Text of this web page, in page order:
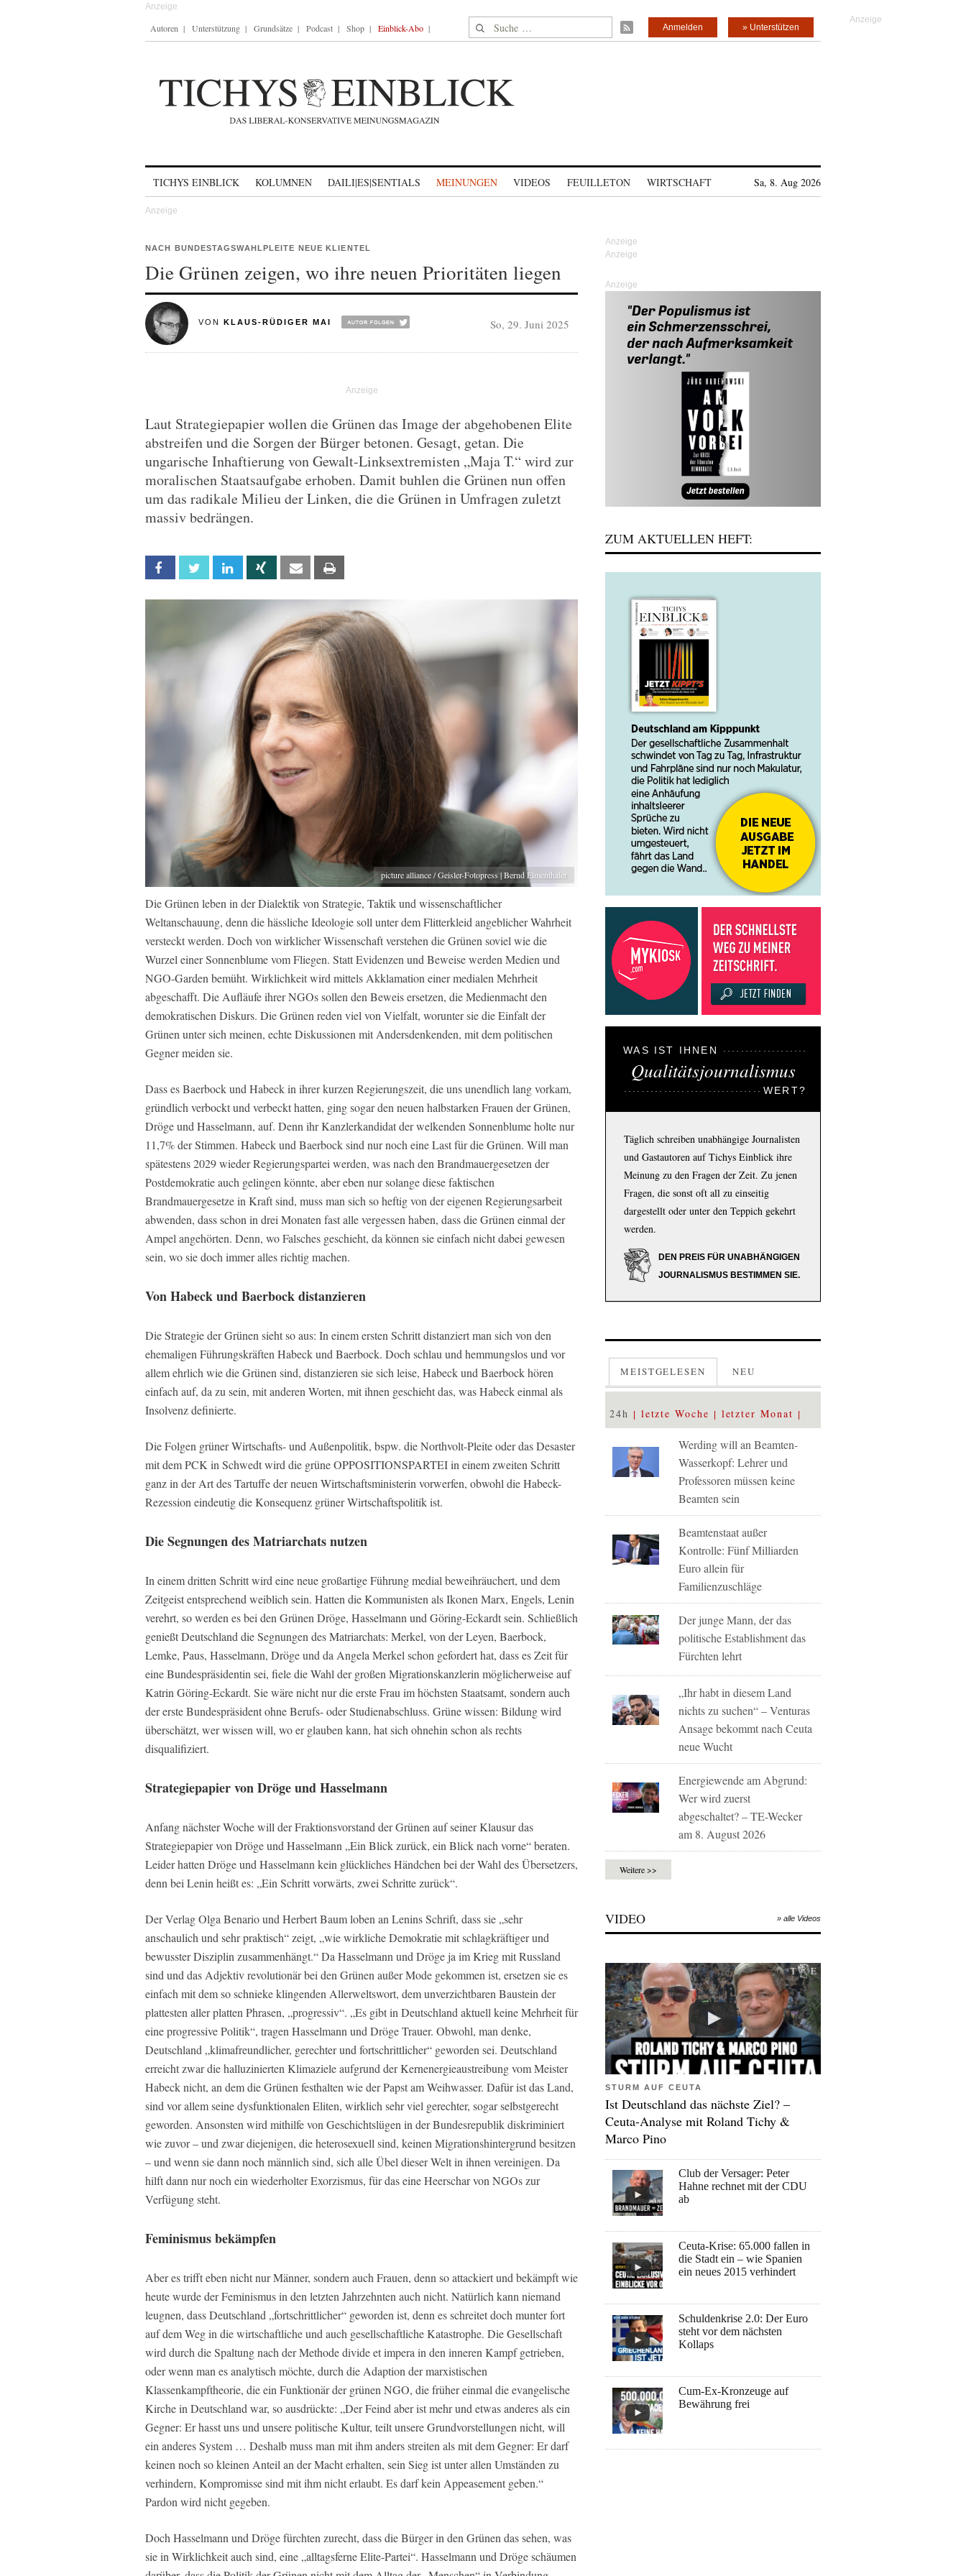
Autoren Unterstützung Grundsätze Podcast Shop Einblick-Abo Suche nach: » Unterstützen
Anmelden
TICHYS EINBLICK KOLUMNEN DAILI|ES|SENTIALS MEINUNGEN VIDEOS FEUILLETON WIRTSCHAFT Sa, 8. Aug 2026
NACH BUNDESTAGSWAHLPLEITE NEUE KLIENTEL
Die Grünen zeigen, wo ihre neuen Prioritäten liegen
VON KLAUS-RÜDIGER MAI So, 29. Juni 2025
Laut Strategiepapier wollen die Grünen das Image der abgehobenen Elite
abstreifen und die Sorgen der Bürger betonen. Gesagt, getan. Die
ungarische Inhaftierung von Gewalt-Linksextremisten „Maja T.“ wird zur
moralischen Staatsaufgabe erhoben. Damit buhlen die Grünen nun offen
um das radikale Milieu der Linken, die die Grünen in Umfragen zuletzt
massiv bedrängen.
Facebook Twitter Linkedin Xing Email
picture alliance / Geisler-Fotopress | Bernd Elmenthaler
Die Grünen leben in der Dialektik von Strategie, Taktik und wissenschaftlicher
Weltanschauung, denn die hässliche Ideologie soll unter dem Flitterkleid angeblicher Wahrheit
versteckt werden. Doch von wirklicher Wissenschaft verstehen die Grünen soviel wie die
Wurzel einer Sonnenblume vom Fliegen. Statt Evidenzen und Beweise werden Medien und
NGO-Garden bemüht. Wirklichkeit wird mittels Akklamation einer medialen Mehrheit
abgeschafft. Die Aufläufe ihrer NGOs sollen den Beweis ersetzen, die Medienmacht den
demokratischen Diskurs. Die Grünen reden viel von Vielfalt, worunter sie die Einfalt der
Grünen unter sich meinen, echte Diskussionen mit Andersdenkenden, mit dem politischen
Gegner meiden sie.
Dass es Baerbock und Habeck in ihrer kurzen Regierungszeit, die uns unendlich lang vorkam,
gründlich verbockt und verbeckt hatten, ging sogar den neuen halbstarken Frauen der Grünen,
Dröge und Hasselmann, auf. Denn ihr Kanzlerkandidat der welkenden Sonnenblume holte nur
11,7% der Stimmen. Habeck und Baerbock sind nur noch eine Last für die Grünen. Will man
spätestens 2029 wieder Regierungspartei werden, was nach den Brandmauergesetzen der
Postdemokratie auch gelingen könnte, aber eben nur solange diese faktischen
Brandmauergesetze in Kraft sind, muss man sich so heftig von der eigenen Regierungsarbeit
abwenden, dass schon in drei Monaten fast alle vergessen haben, dass die Grünen einmal der
Ampel angehörten. Denn, wo Falsches geschieht, da können sie einfach nicht dabei gewesen
sein, wo sie doch immer alles richtig machen.
Von Habeck und Baerbock distanzieren
Die Strategie der Grünen sieht so aus: In einem ersten Schritt distanziert man sich von den
ehemaligen Führungskräften Habeck und Baerbock. Doch schlau und hemmungslos und vor
allem ehrlich wie die Grünen sind, distanzieren sie sich leise, Habeck und Baerbock hören
einfach auf, da zu sein, mit anderen Worten, mit ihnen geschieht das, was Habeck einmal als
Insolvenz definierte.
Die Folgen grüner Wirtschafts- und Außenpolitik, bspw. die Northvolt-Pleite oder das Desaster
mit dem PCK in Schwedt wird die grüne OPPOSITIONSPARTEI in einem zweiten Schritt
ganz in der Art des Tartuffe der neuen Wirtschaftsministerin vorwerfen, obwohl die Habeck-
Rezession eindeutig die Konsequenz grüner Wirtschaftspolitik ist.
Die Segnungen des Matriarchats nutzen
In einem dritten Schritt wird eine neue großartige Führung medial beweihräuchert, und dem
Zeitgeist entsprechend weiblich sein. Hatten die Kommunisten als Ikonen Marx, Engels, Lenin
verehrt, so werden es bei den Grünen Dröge, Hasselmann und Göring-Eckardt sein. Schließlich
genießt Deutschland die Segnungen des Matriarchats: Merkel, von der Leyen, Baerbock,
Lemke, Paus, Hasselmann, Dröge und da Angela Merkel schon gefordert hat, dass es Zeit für
eine Bundespräsidentin sei, fiele die Wahl der großen Migrationskanzlerin möglicherweise auf
Katrin Göring-Eckardt. Sie wäre nicht nur die erste Frau im höchsten Staatsamt, sondern auch
der erste Bundespräsident ohne Berufs- oder Studienabschluss. Grüne wissen: Bildung wird
überschätzt, wer wissen will, wo er glauben kann, hat sich ohnehin schon als rechts
disqualifiziert.
Strategiepapier von Dröge und Hasselmann
Anfang nächster Woche will der Fraktionsvorstand der Grünen auf seiner Klausur das
Strategiepapier von Dröge und Hasselmann „Ein Blick zurück, ein Blick nach vorne“ beraten.
Leider hatten Dröge und Hasselmann kein glückliches Händchen bei der Wahl des Übersetzers,
denn bei Lenin heißt es: „Ein Schritt vorwärts, zwei Schritte zurück“.
Der Verlag Olga Benario und Herbert Baum loben an Lenins Schrift, dass sie „sehr
anschaulich und sehr praktisch“ zeigt, „wie wirkliche Demokratie mit schlagkräftiger und
bewusster Disziplin zusammenhängt.“ Da Hasselmann und Dröge ja im Krieg mit Russland
sind und das Adjektiv revolutionär bei den Grünen außer Mode gekommen ist, ersetzen sie es
einfach mit dem so schnieke klingenden Allerweltswort, dem unverzichtbaren Baustein der
plattesten aller platten Phrasen, „progressiv“. „Es gibt in Deutschland aktuell keine Mehrheit für
eine progressive Politik“, tragen Hasselmann und Dröge Trauer. Obwohl, man denke,
Deutschland „klimafreundlicher, gerechter und fortschrittlicher“ geworden sei. Deutschland
erreicht zwar die halluzinierten Klimaziele aufgrund der Kernenergieaustreibung vom Meister
Habeck nicht, an dem die Grünen festhalten wie der Papst am Weihwasser. Dafür ist das Land,
sind vor allem seine dysfunktionalen Eliten, wirklich sehr viel gerechter, sogar selbstgerecht
geworden. Ansonsten wird mithilfe von Geschichtslügen in der Bundesrepublik diskriminiert
wie zuvor – und zwar diejenigen, die heterosexuell sind, keinen Migrationshintergrund besitzen
– und wenn sie dann noch männlich sind, sich alle Übel dieser Welt in ihnen vereinigen. Da
hilft dann nur noch ein wiederholter Exorzismus, für das eine Heerschar von NGOs zur
Verfügung steht.
Feminismus bekämpfen
Aber es trifft eben nicht nur Männer, sondern auch Frauen, denn so attackiert und bekämpft wie
heute wurde der Feminismus in den letzten Jahrzehnten auch nicht. Natürlich kann niemand
leugnen, dass Deutschland „fortschrittlicher“ geworden ist, denn es schreitet doch munter fort
auf dem Weg in die wirtschaftliche und auch gesellschaftliche Katastrophe. Die Gesellschaft
wird durch die Spaltung nach der Methode divide et impera in den inneren Kampf getrieben,
oder wenn man es analytisch möchte, durch die Adaption der marxistischen
Klassenkampftheorie, die ein Funktionär der grünen NGO, die früher einmal die evangelische
Kirche in Deutschland war, so ausdrückte: „Der Feind aber ist mehr und etwas anderes als ein
Gegner: Er hasst uns und unsere politische Kultur, teilt unsere Grundvorstellungen nicht, will
ein anderes System … Deshalb muss man mit ihm anders streiten als mit dem Gegner: Er darf
keinen noch so kleinen Anteil an der Macht erhalten, sein Sieg ist unter allen Umständen zu
verhindern, Kompromisse sind mit ihm nicht erlaubt. Es darf kein Appeasement geben.“
Pardon wird nicht gegeben.
Doch Hasselmann und Dröge fürchten zurecht, dass die Bürger in den Grünen das sehen, was
sie in Wirklichkeit auch sind, eine „alltagsferne Elite-Partei“. Hasselmann und Dröge schäumen
Anzeige
ZUM AKTUELLEN HEFT:
WAS IST IHNEN
Qualitätsjournalismus
WERT?
Täglich schreiben unabhängige Journalisten
und Gastautoren auf Tichys Einblick ihre
Meinung zu den Fragen der Zeit. Zu jenen
Fragen, die sonst oft all zu einseitig
dargestellt oder unter den Teppich gekehrt
werden.
DEN PREIS FÜR UNABHÄNGIGEN
JOURNALISMUS BESTIMMEN SIE.
MEISTGELESEN NEU
24h letzte Woche letzter Monat
Werding will an Beamten-
Wasserkopf: Lehrer und
Professoren müssen keine
Beamten sein
Beamtenstaat außer
Kontrolle: Fünf Milliarden
Euro allein für
Familienzuschläge
Der junge Mann, der das
politische Establishment das
Fürchten lehrt
„Ihr habt in diesem Land
nichts zu suchen“ – Venturas
Ansage bekommt nach Ceuta
neue Wucht
Energiewende am Abgrund:
Wer wird zuerst
abgeschaltet? – TE-Wecker
am 8. August 2026
Weitere >>
VIDEO » alle Videos
STURM AUF CEUTA
Ist Deutschland das nächste Ziel? –
Ceuta-Analyse mit Roland Tichy &
Marco Pino
Club der Versager: Peter
Hahne rechnet mit der CDU
ab
Ceuta-Krise: 65.000 fallen in
die Stadt ein – wie Spanien
ein neues 2015 verhindert
Schuldenkrise 2.0: Der Euro
steht vor dem nächsten
Kollaps
Cum-Ex-Kronzeuge auf
Bewährung frei